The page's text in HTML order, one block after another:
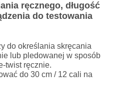
ręcznego, długość
do testowania
do określania skręcania
lub pledowanej w sposób
twist ręcznie.
do 30 cm / 12 cali na